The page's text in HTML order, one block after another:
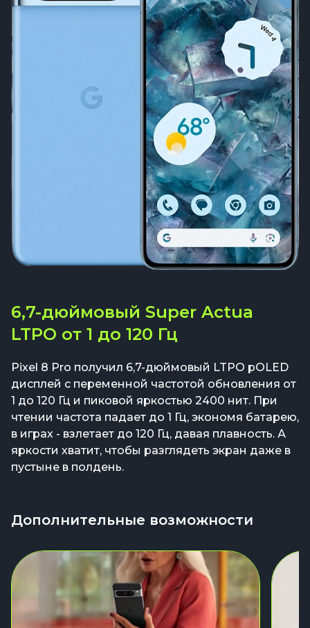
6,7-дюймовый Super Actua
LTPO от 1 до 120 Гц
Pixel 8 Pro получил 6,7-дюймовый LTPO pOLED
дисплей с переменной частотой обновления от
1 до 120 Гц и пиковой яркостью 2400 нит. При
чтении частота падает до 1 Гц, экономя батарею,
в играх - взлетает до 120 Гц, давая плавность. А
яркости хватит, чтобы разглядеть экран даже в
пустыне в полдень.
Дополнительные возможности